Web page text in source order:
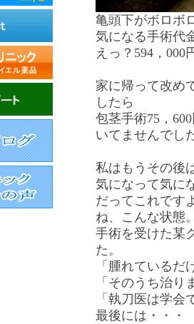
亀頭下がボロボ
気になる手術代
えっ？594，000
家に帰って改め
したら
包茎手術75，
いてませんでし
私はもうその後
気になって気に
だってこれです
ね、こんな状態
手術を受けた某
た。
「腫れているだ
「そのうち治り
「執刀医は学会
最後には・・・